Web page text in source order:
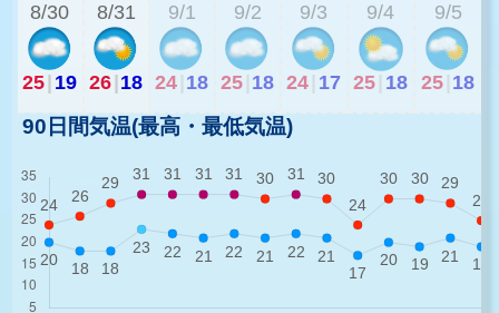
8/30
25| 19
8/31
26|18
9/1
24 18
9/2
25 18
9/3
24 17
9/4
25 18
9/5
25 18
90日間気温(最高・最低気温)